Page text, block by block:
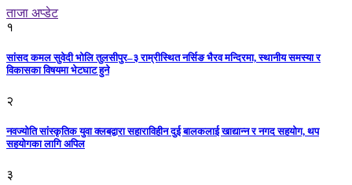
ताजा अप्डेट
१
सांसद कमल सुवेदी भोलि तुलसीपुर–३ राम्रीस्थित नर्सिङ भैरव मन्दिरमा, स्थानीय समस्या र
विकासका विषयमा भेटघाट हुने
२
नवज्योति सांस्कृतिक युवा क्लबद्वारा सहाराविहीन दुई बालकलाई खाद्यान्न र नगद सहयोग, थप
सहयोगका लागि अपिल
३